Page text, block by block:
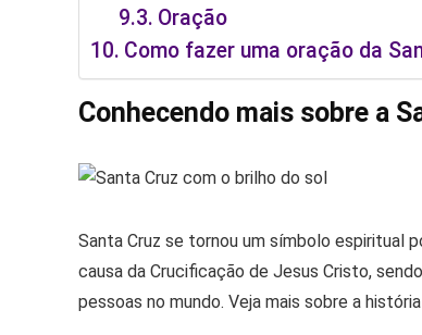
Oração
Como fazer uma oração da
Conhecendo mais sobre a
Santa Cruz se tornou um símbolo espiritual
causa da Crucificação de Jesus Cristo,
pessoas no mundo. Veja mais sobre a